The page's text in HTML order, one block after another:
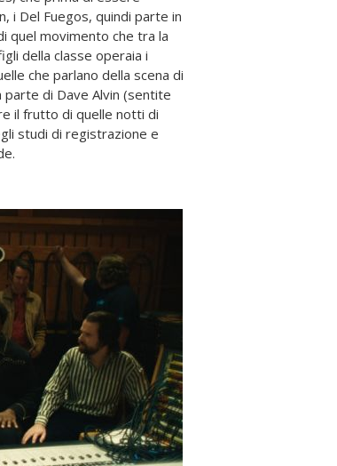
i Del Fuegos, quindi parte in
quel movimento che tra la
della classe operaia i
che parlano della scena di
di Dave Alvin (sentite
il frutto di quelle notti di
studi di registrazione e